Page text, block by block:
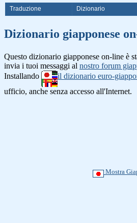
Traduzione Dizionario
Dizionario giapponese
Questo dizionario giapponese on-line è
invia i tuoi messaggi al nostro forum
Installando
il dizionario euro-
ufficio, anche senza accesso all'Internet.
Mostra